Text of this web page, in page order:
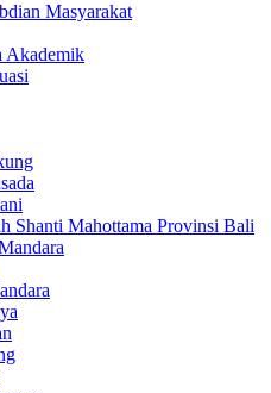
Masyarakat
Akademik
Shanti Mahottama Provinsi Bali